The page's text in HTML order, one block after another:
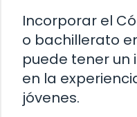
Incorporar el
o bachillerato
puede tener un
en la
jóvenes.